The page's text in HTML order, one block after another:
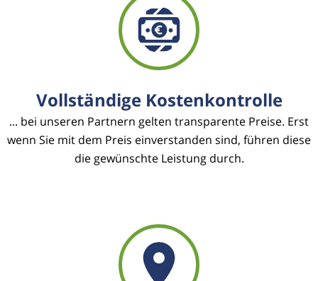
Vollständige Kostenkontrolle
... bei unseren Partnern gelten transparente Preise. Erst
wenn Sie mit dem Preis einverstanden sind, führen diese
die gewünschte Leistung durch.